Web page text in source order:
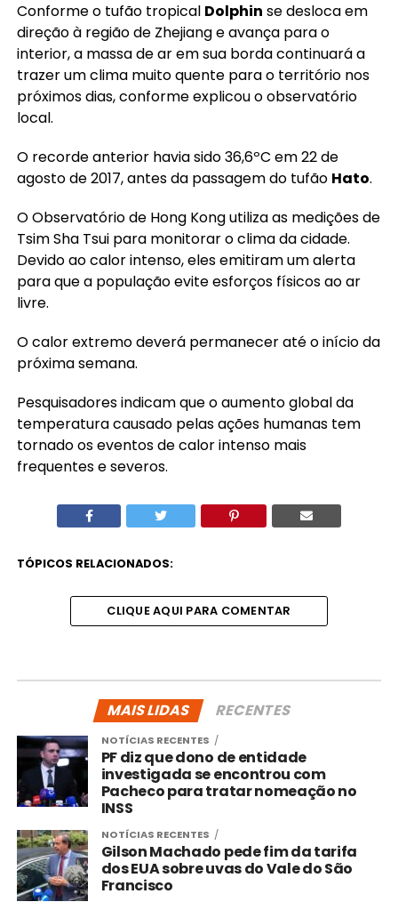
Conforme o tufão tropical Dolphin se desloca em
direção à região de Zhejiang e avança para o
interior, a massa de ar em sua borda continuará a
trazer um clima muito quente para o território nos
próximos dias, conforme explicou o observatório
local.
O recorde anterior havia sido 36,6ºC em 22 de
agosto de 2017, antes da passagem do tufão Hato.
O Observatório de Hong Kong utiliza as medições de
Tsim Sha Tsui para monitorar o clima da cidade.
Devido ao calor intenso, eles emitiram um alerta
para que a população evite esforços físicos ao ar
livre.
O calor extremo deverá permanecer até o início da
próxima semana.
Pesquisadores indicam que o aumento global da
temperatura causado pelas ações humanas tem
tornado os eventos de calor intenso mais
frequentes e severos.
TÓPICOS RELACIONADOS:
CLIQUE AQUI PARA COMENTAR
MAIS LIDAS RECENTES
NOTÍCIAS RECENTES
PF diz que dono de entidade
investigada se encontrou com
Pacheco para tratar nomeação no
INSS
NOTÍCIAS RECENTES
Gilson Machado pede fim da tarifa
dos EUA sobre uvas do Vale do São
Francisco